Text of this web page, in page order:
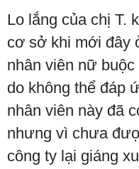
Lo lắng của chị T.
cơ sở khi mới đây
nhân viên nữ
do không thể đáp
nhân viên này đã
nhưng vì chưa
công ty lại giáng